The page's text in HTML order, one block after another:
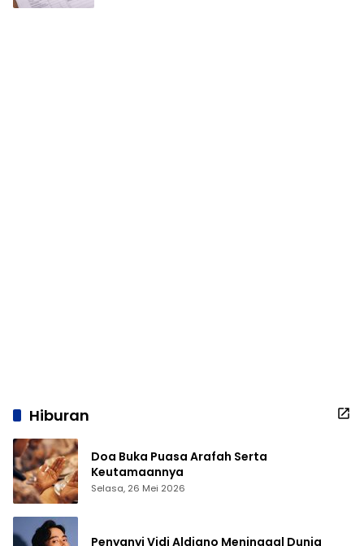
Hiburan
Doa Buka Puasa Arafah Serta
Keutamaannya
Selasa, 26 Mei 2026
Penyanyi Vidi Aldiano Meninggal Dunia